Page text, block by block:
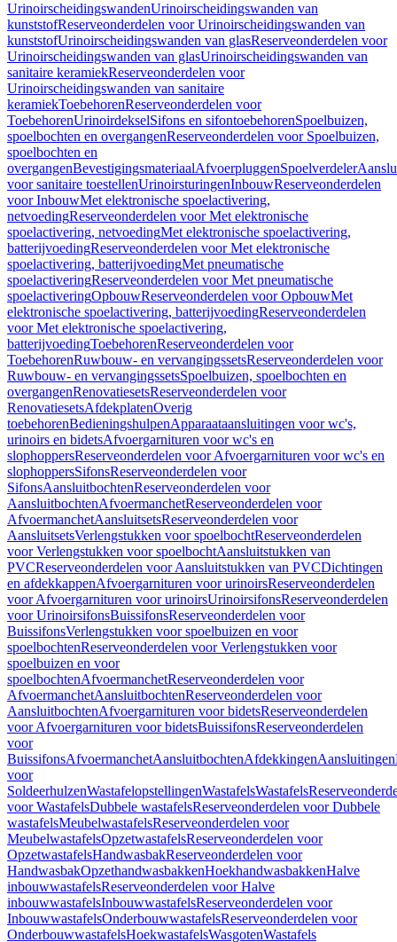
UrinoirscheidingswandenUrinoirscheidingswanden van
kunststofReserveonderdelen voor Urinoirscheidingswanden van
kunststofUrinoirscheidingswanden van glasReserveonderdelen voor
Urinoirscheidingswanden van glasUrinoirscheidingswanden van
sanitaire keramiekReserveonderdelen voor
Urinoirscheidingswanden van sanitaire
keramiekToebehorenReserveonderdelen voor
ToebehorenUrinoirdekselSifons en sifontoebehorenSpoelbuizen,
spoelbochten en overgangenReserveonderdelen voor Spoelbuizen,
spoelbochten en
overgangenBevestigingsmateriaalAfvoerpluggenSpoelverdeler
voor sanitaire toestellenUrinoirsturingenInbouwReserveonderdelen
voor InbouwMet elektronische spoelactivering,
netvoedingReserveonderdelen voor Met elektronische
spoelactivering, netvoedingMet elektronische spoelactivering,
batterijvoedingReserveonderdelen voor Met elektronische
spoelactivering, batterijvoedingMet pneumatische
spoelactiveringReserveonderdelen voor Met pneumatische
spoelactiveringOpbouwReserveonderdelen voor OpbouwMet
elektronische spoelactivering, batterijvoedingReserveonderdelen
voor Met elektronische spoelactivering,
batterijvoedingToebehorenReserveonderdelen voor
ToebehorenRuwbouw- en vervangingssetsReserveonderdelen voor
Ruwbouw- en vervangingssetsSpoelbuizen, spoelbochten en
overgangenRenovatiesetsReserveonderdelen voor
RenovatiesetsAfdekplatenOverig
toebehorenBedieningshulpenApparaataansluitingen voor wc's,
urinoirs en bidetsAfvoergarnituren voor wc's en
slophoppersReserveonderdelen voor Afvoergarnituren voor wc's en
slophoppersSifonsReserveonderdelen voor
SifonsAansluitbochtenReserveonderdelen voor
AansluitbochtenAfvoermanchetReserveonderdelen voor
AfvoermanchetAansluitsetsReserveonderdelen voor
AansluitsetsVerlengstukken voor spoelbochtReserveonderdelen
voor Verlengstukken voor spoelbochtAansluitstukken van
PVCReserveonderdelen voor Aansluitstukken van PVCDichtingen
en afdekkappenAfvoergarnituren voor urinoirsReserveonderdelen
voor Afvoergarnituren voor urinoirsUrinoirsifonsReserveonderdelen
voor UrinoirsifonsBuissifonsReserveonderdelen voor
BuissifonsVerlengstukken voor spoelbuizen en voor
spoelbochtenReserveonderdelen voor Verlengstukken voor
spoelbuizen en voor
spoelbochtenAfvoermanchetReserveonderdelen voor
AfvoermanchetAansluitbochtenReserveonderdelen voor
AansluitbochtenAfvoergarnituren voor bidetsReserveonderdelen
voor Afvoergarnituren voor bidetsBuissifonsReserveonderdelen
voor
BuissifonsAfvoermanchetAansluitbochtenAfdekkingenAansluitingen
voor
SoldeerhulzenWastafelopstellingenWastafelsWastafels
voor WastafelsDubbele wastafelsReserveonderdelen voor Dubbele
wastafelsMeubelwastafelsReserveonderdelen voor
MeubelwastafelsOpzetwastafelsReserveonderdelen voor
OpzetwastafelsHandwasbakReserveonderdelen voor
HandwasbakOpzethandwasbakkenHoekhandwasbakkenHalve
inbouwwastafelsReserveonderdelen voor Halve
inbouwwastafelsInbouwwastafelsReserveonderdelen voor
InbouwwastafelsOnderbouwwastafelsReserveonderdelen voor
OnderbouwwastafelsHoekwastafelsWasgotenWastafels